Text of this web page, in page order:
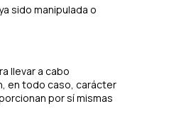
sido manipulada o
llevar a cabo
en todo caso, carácter
por sí mismas